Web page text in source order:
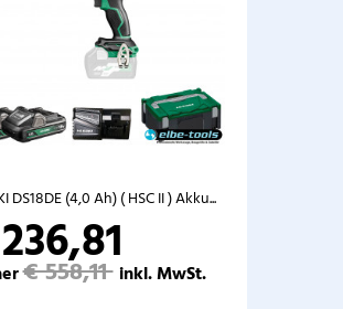
DS18DE (4,0 Ah) ( HSC II ) Akku...
€ 558,11 inkl. MwSt.